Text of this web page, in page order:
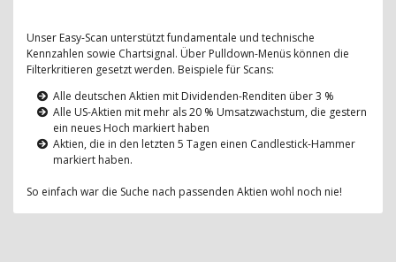
Unser Easy-Scan unterstützt fundamentale und technische
Kennzahlen sowie Chartsignal. Über Pulldown-Menüs können die
Filterkritieren gesetzt werden. Beispiele für Scans:
Alle deutschen Aktien mit Dividenden-Renditen über 3 %
Alle US-Aktien mit mehr als 20 % Umsatzwachstum, die gestern
ein neues Hoch markiert haben
Aktien, die in den letzten 5 Tagen einen Candlestick-Hammer
markiert haben.
So einfach war die Suche nach passenden Aktien wohl noch nie!